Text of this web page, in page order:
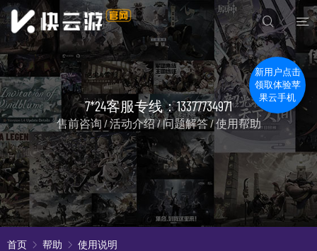
新用户点击
领取体验苹
果云手机
7*24客服专线：13377734971
售前咨询 / 活动介绍 / 问题解答 / 使用帮助
首页 帮助 使用说明